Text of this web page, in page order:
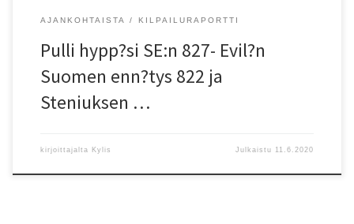
AJANKOHTAISTA KILPAILURAPORTTI
Pulli hypp?si SE:n 827- Evil?n
Suomen enn?tys 822 ja
Steniuksen …
kirjoittajalta Kylis Julkaistu 11.6.2020